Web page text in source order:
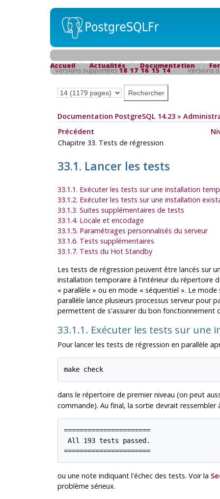
Accueil Actualités Documentation
Versions supportées18 17 16 15 14 Versions
Documentation PostgreSQL 14.23»
Précédent
Chapitre 33. Tests de régression
33.1. Lancer les tests
33.1.1. Exécuter les tests sur une installation
33.1.2. Exécuter les tests sur une installation
33.1.3. Suites supplémentaires de tests
33.1.4. Locale et encodage
33.1.5. Paramétrages personnalisés du serveur
33.1.6. Tests supplémentaires
33.1.7. Tests du Hot Standby
Les tests de régression peuvent être lancés sur
installation temporaire à l'intérieur du répertoire
« parallèle » ou en mode « séquentiel ». Le mode
parallèle lance plusieurs processus serveur pour
permettent de s'assurer du bon fonctionnement
33.1.1. Exécuter les tests sur une
Pour lancer les tests de régression en parallèle
make check
dans le répertoire de premier niveau (on peut
commande). Au final, la sortie devrait ressembler
======================
All 193 tests passed.
======================
ou une note indiquant l'échec des tests. Voir la
problème sérieux.